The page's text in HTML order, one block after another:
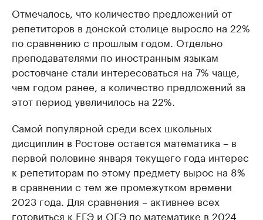
Отмечалось, что количество предложений от
репетиторов в донской столице выросло на 22%
по сравнению с прошлым годом. Отдельно
преподавателями по иностранным языкам
ростовчане стали интересоваться на 7% чаще,
чем годом ранее, а количество предложений за
этот период увеличилось на 22%.
Самой популярной среди всех школьных
дисциплин в Ростове остается математика – в
первой половине января текущего года интерес
к репетиторам по этому предмету вырос на 8%
в сравнении с тем же промежутком времени
2023 года. Для сравнения – активнее всех
готовиться к ЕГЭ и ОГЭ по математике в 2024